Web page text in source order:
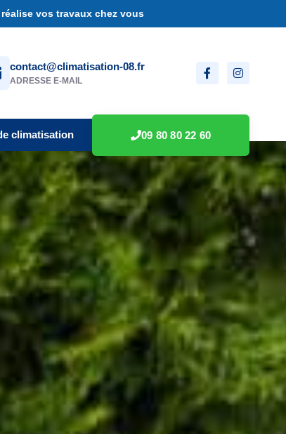
vos travaux chez vous
contact@climatisation-08.fr
ADRESSE E-MAIL
climatisation 09 80 80 22 60